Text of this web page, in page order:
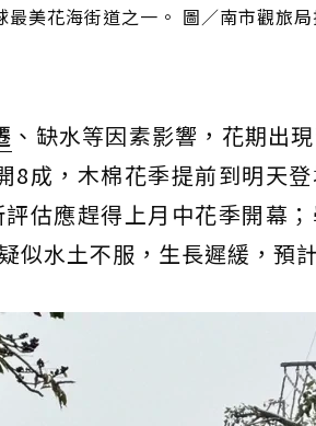
美花海街道之一。 圖／南市觀旅
、缺水等因素影響，花期出
8成，木棉花季提前到明天
估應趕得上月中花季開幕
似水土不服，生長遲緩，預